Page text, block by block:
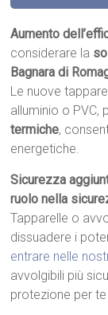
Aumento
considerare la
Bagnara di
Le nuove
alluminio o
termiche,
energetiche.
Sicurezza
ruolo nella
Tapparelle o
dissuadere i
entrare nelle
avvolgibili più
protezione per